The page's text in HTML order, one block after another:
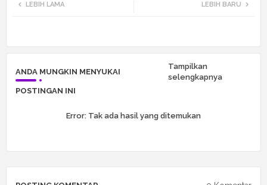
LEBIH BARU
LEBIH LAMA
ANDA MUNGKIN MENYUKAI
POSTINGAN INI
Tampilkan
selengkapnya
Error: Tak ada hasil yang ditemukan